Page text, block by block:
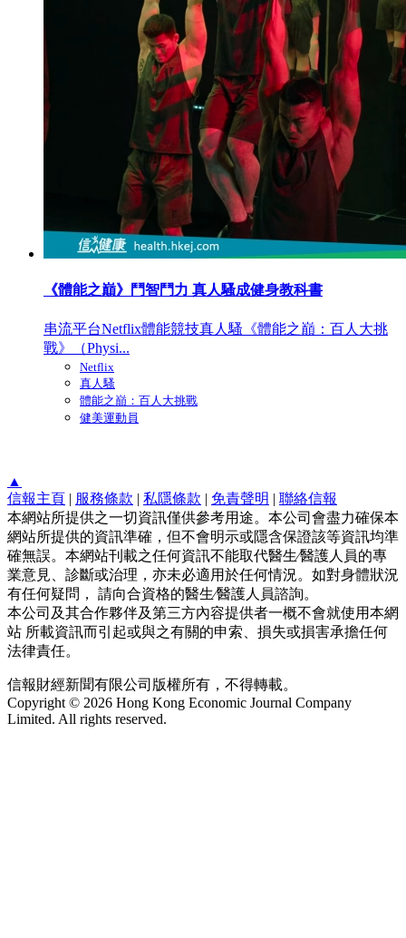
《體能之巔》鬥智鬥力 真人騷成健身教科書
串流平台Netflix體能競技真人騷《體能之巔：百人大挑
戰》（Physi...
Netflix
真人騷
體能之巔：百人大挑戰
健美運動員
▲
信報主頁 | 服務條款 | 私隱條款 | 免責聲明 | 聯絡信報
本網站所提供之一切資訊僅供參考用途。本公司會盡力確保本
網站所提供的資訊準確，但不會明示或隱含保證該等資訊均準
確無誤。本網站刊載之任何資訊不能取代醫生∕醫護人員的專
業意見、診斷或治理，亦未必適用於任何情況。如對身體狀況
有任何疑問， 請向合資格的醫生∕醫護人員諮詢。
本公司及其合作夥伴及第三方內容提供者一概不會就使用本網
站 所載資訊而引起或與之有關的申索、損失或損害承擔任何
法律責任。
信報財經新聞有限公司版權所有，不得轉載。
Copyright © 2026 Hong Kong Economic Journal Company
Limited. All rights reserved.